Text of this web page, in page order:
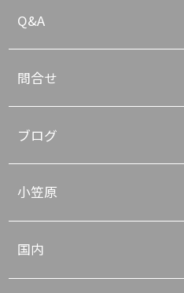
Q&A
問合せ
ブログ
小笠原
国内